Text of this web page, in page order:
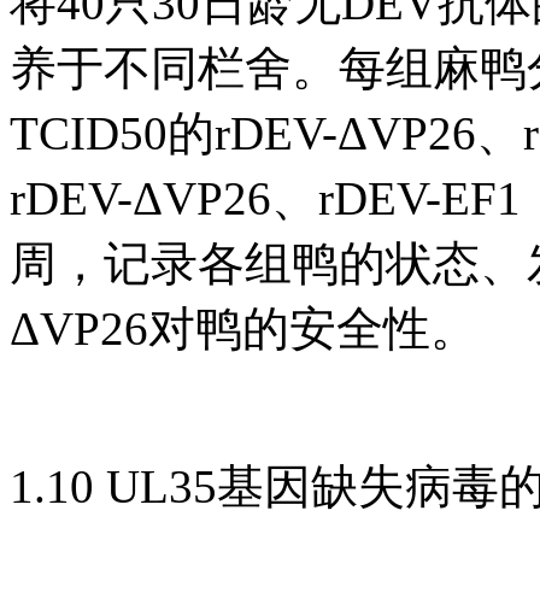
养于不同栏舍。每组麻
TCID50的rDEV-ΔVP26、
rDEV-ΔVP26、rDEV-
周，记录各组鸭的状态
ΔVP26对鸭的安全性。
1.10 UL35基因缺失病毒